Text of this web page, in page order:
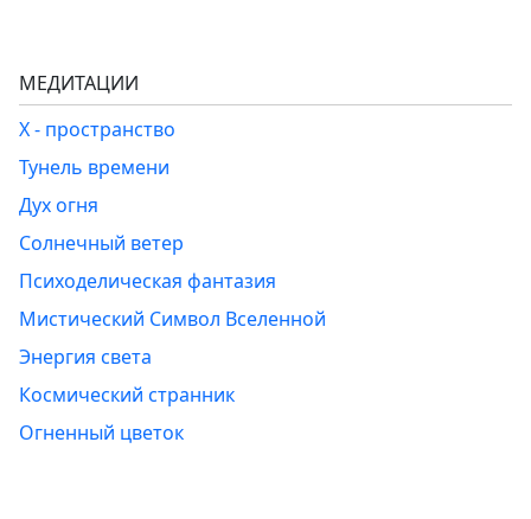
МЕДИТАЦИИ
Х - пространство
Тунель времени
Дух огня
Солнечный ветер
Психоделическая фантазия
Мистический Символ Вселенной
Энергия света
Космический странник
Огненный цветок